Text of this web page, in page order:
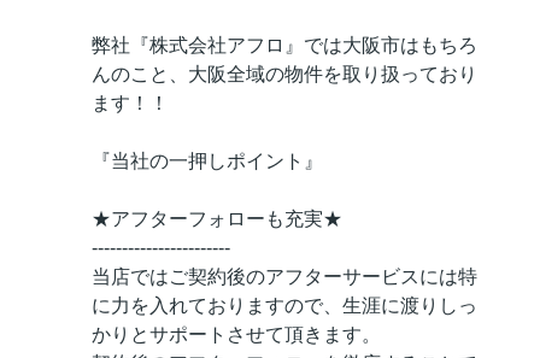
弊社『株式会社アフロ』では大阪市はもちろ
んのこと、大阪全域の物件を取り扱っており
ます！！
『当社の一押しポイント』
★アフターフォローも充実★
-----------------------
当店ではご契約後のアフターサービスには特
に力を入れておりますので、生涯に渡りしっ
かりとサポートさせて頂きます。